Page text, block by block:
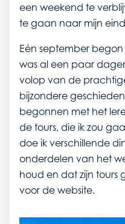
een weekend te
te gaan naar mijn
Eén september
was al een paar
volop van de
bijzondere
begonnen met het
de tours, die ik zou
doe ik verschillende
onderdelen van het
houd en dat zijn tours
voor de website.